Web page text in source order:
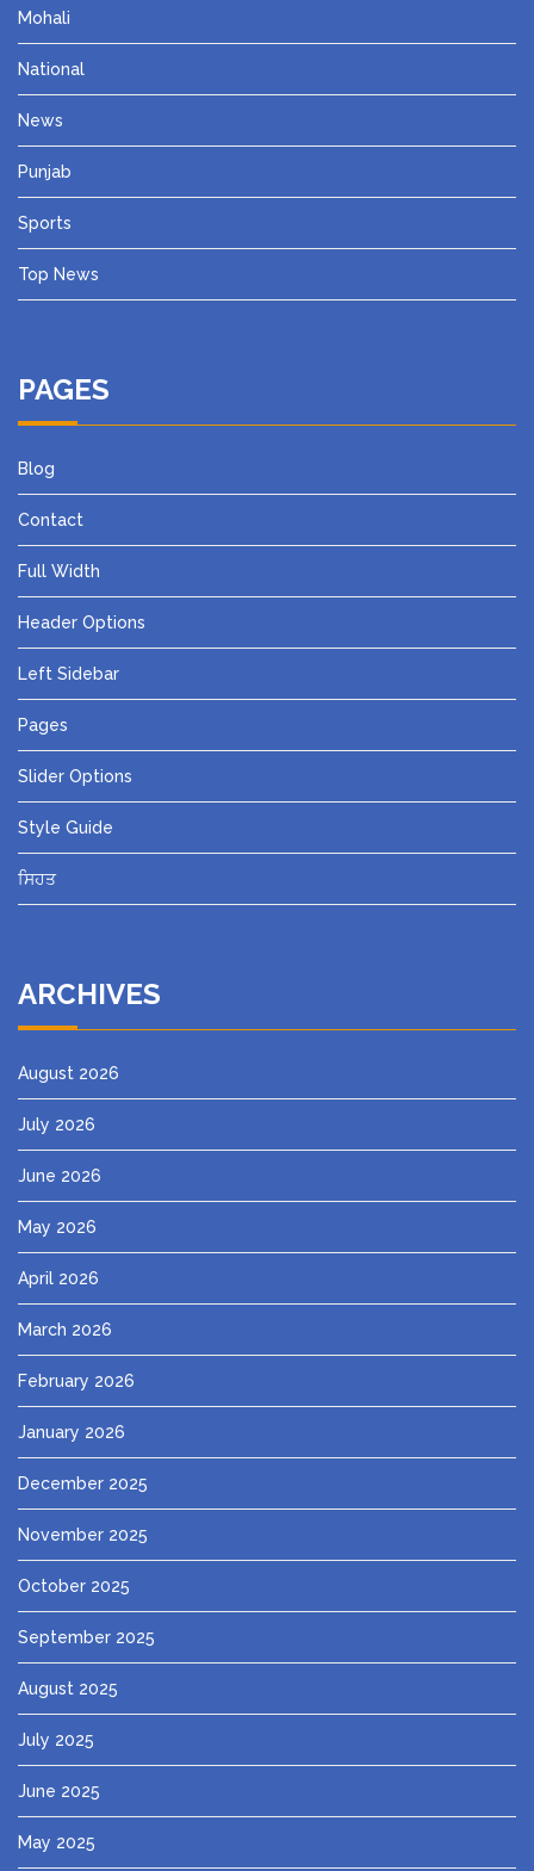
Mohali
National
News
Punjab
Sports
Top News
PAGES
Blog
Contact
Full Width
Header Options
Left Sidebar
Pages
Slider Options
Style Guide
ਸਿਹਤ
ARCHIVES
August 2026
July 2026
June 2026
May 2026
April 2026
March 2026
February 2026
January 2026
December 2025
November 2025
October 2025
September 2025
August 2025
July 2025
June 2025
May 2025